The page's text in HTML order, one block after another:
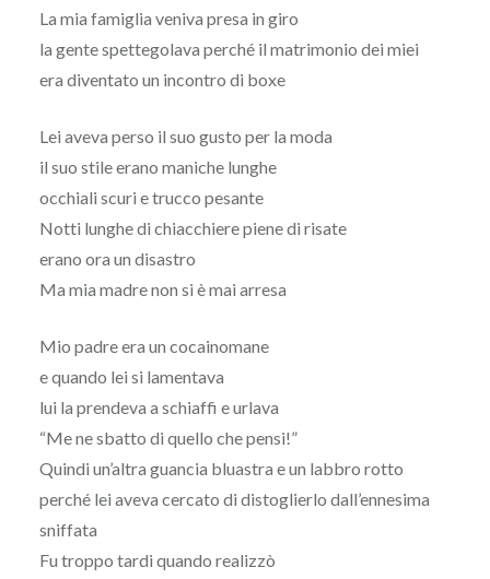
La mia famiglia veniva presa in giro
la gente spettegolava perché il matrimonio dei miei
era diventato un incontro di boxe
Lei aveva perso il suo gusto per la moda
il suo stile erano maniche lunghe
occhiali scuri e trucco pesante
Notti lunghe di chiacchiere piene di risate
erano ora un disastro
Ma mia madre non si è mai arresa
Mio padre era un cocainomane
e quando lei si lamentava
lui la prendeva a schiaffi e urlava
“Me ne sbatto di quello che pensi!”
Quindi un’altra guancia bluastra e un labbro rotto
perché lei aveva cercato di distoglierlo dall’ennesima
sniffata
Fu troppo tardi quando realizzò